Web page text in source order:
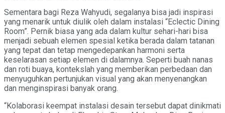
Sementara bagi Reza Wahyudi, segalanya bisa jadi inspirasi
yang menarik untuk diulik oleh dalam instalasi “Eclectic Dining
Room”. Pernik biasa yang ada dalam kultur sehari-hari bisa
menjadi sebuah elemen spesial ketika berada dalam tatanan
yang tepat dan tetap mengedepankan harmoni serta
keselarasan setiap elemen di dalamnya. Seperti buah nanas
dan roti buaya, kontekslah yang memberikan perbedaan dan
menyuguhkan pertunjukan visual yang akan menyenangkan
dan menginspirasi banyak orang.
“Kolaborasi keempat instalasi desain tersebut dapat dinikmati